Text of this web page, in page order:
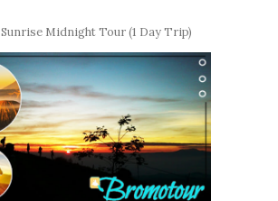
Midnight Tour (1 Day Trip)